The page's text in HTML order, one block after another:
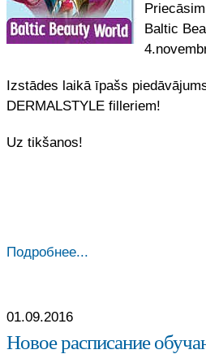
Baltic
Izstādes laikā īpašs
DERMALSTYLE filleriem!
Uz tikšanos!
Подробнее...
01.09.2016
Новое расписание